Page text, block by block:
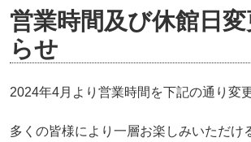
営業時間及び休館日
らせ
2024年4月より営業時間を下記の通り変
多くの皆様により一層お楽しみいただけ